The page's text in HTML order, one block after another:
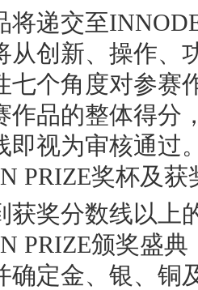
将递交至
从创新、操作、
七个角度对参赛
作品的整体得分
即视为审核通过
PRIZE奖杯及获
获奖分数线以上
PRIZE颁奖盛
确定金、银、铜